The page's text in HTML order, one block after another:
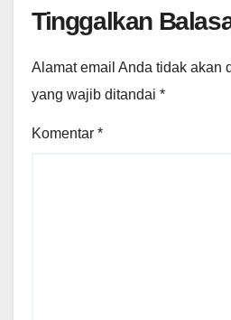
Tinggalkan
Alamat email Anda tidak akan
yang wajib ditandai *
Komentar *